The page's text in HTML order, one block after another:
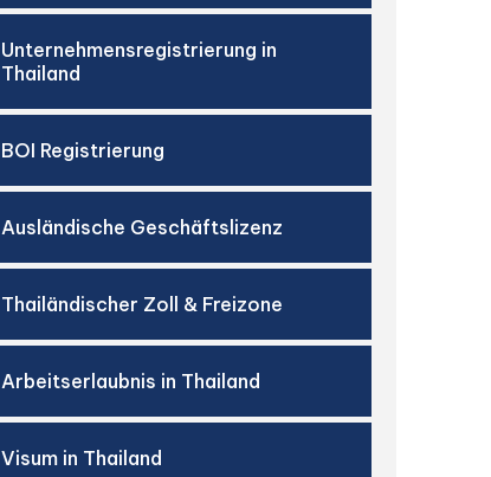
Unternehmensregistrierung in
Thailand
BOI Registrierung
Ausländische Geschäftslizenz
Thailändischer Zoll & Freizone
Arbeitserlaubnis in Thailand
Visum in Thailand